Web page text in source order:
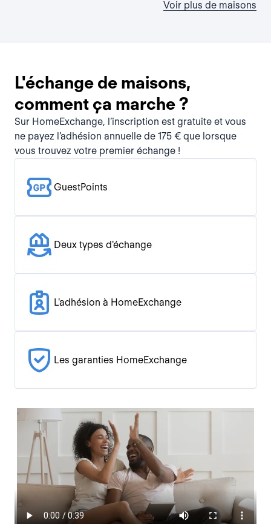
Voir plus de maisons
L'échange de maisons,
comment ça marche ?
Sur HomeExchange, l’inscription est gratuite et vous
ne payez l’adhésion annuelle de 175 € que lorsque
vous trouvez votre premier échange !
GuestPoints
Deux types d'échange
L'adhésion à HomeExchange
Les garanties HomeExchange